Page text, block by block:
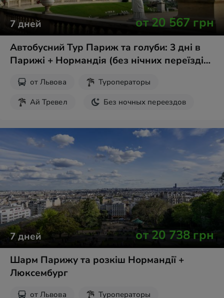
7дней от20 567 грн
Автобусний Тур Париж та голуби: 3 дні в
Парижі + Нормандія (без нічних переїздів)
от Львова
Туроператоры
Ай Тревел
Без ночных переездов
Майские праздники
Новогодние туры
7дней от 20 738 грн
Шарм Парижу та розкіш Нормандії +
Люксембург
от Львова
Туроператоры